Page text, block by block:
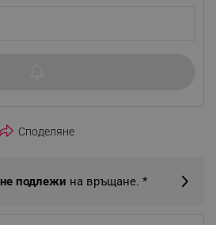
Споделяне
не подлежи на връщане. *